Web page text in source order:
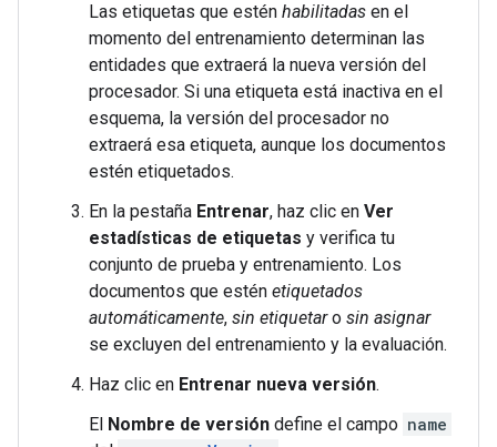
Las etiquetas que estén habilitadas en el
momento del entrenamiento determinan las
entidades que extraerá la nueva versión del
procesador. Si una etiqueta está inactiva en el
esquema, la versión del procesador no
extraerá esa etiqueta, aunque los documentos
estén etiquetados.
En la pestaña Entrenar, haz clic en Ver
estadísticas de etiquetas y verifica tu
conjunto de prueba y entrenamiento. Los
documentos que estén etiquetados
automáticamente, sin etiquetaro sin asignar
se excluyen del entrenamiento y la evaluación.
Haz clic en Entrenar nueva versión.
El Nombre de versión define el campo name